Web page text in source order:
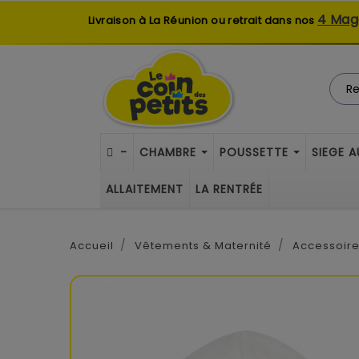
Livraison à La Réunion ou retrait dans nos 4
- CHAMBRE POUSSETTE SIEGE
ALLAITEMENT LA RENTRÉE
Accueil Vêtements & Maternité